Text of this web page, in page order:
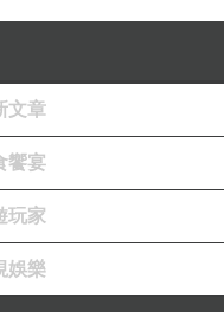
研究不同的
供的，而其他可能
公司。
解您所在地的營業
同的規定，您需要
些規定並能夠協助
文章
饗宴
玩家
娛樂